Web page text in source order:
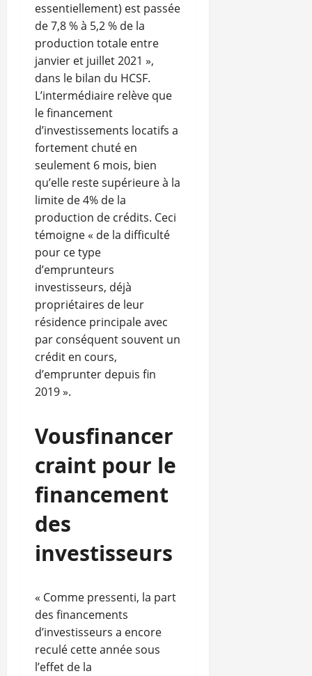
essentiellement) est passée
de 7,8 % à 5,2 % de la
production totale entre
janvier et juillet 2021 »,
dans le bilan du HCSF.
L’intermédiaire relève que
le financement
d’investissements locatifs a
fortement chuté en
seulement 6 mois, bien
qu’elle reste supérieure à la
limite de 4% de la
production de crédits. Ceci
témoigne « de la difficulté
pour ce type
d’emprunteurs
investisseurs, déjà
propriétaires de leur
résidence principale avec
par conséquent souvent un
crédit en cours,
d’emprunter depuis fin
2019 ».
Vousfinancer
craint pour le
financement
des
investisseurs
« Comme pressenti, la part
des financements
d’investisseurs a encore
reculé cette année sous
l’effet de la